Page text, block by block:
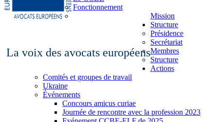
La voix des avocats européens
Fonctionnement
Mission
Structure
Présidence
Secrétariat
Membres
Structure
Actions
Comités et groupes de travail
Ukraine
Événements
Concours amicus curiae
Journée de rencontre avec la profession 2023